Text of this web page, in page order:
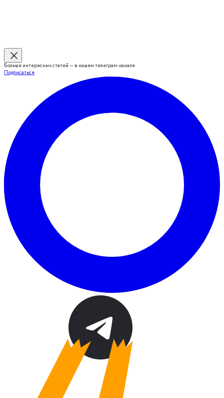
Больше интересных статей — в нашем телеграм-канале
Подписаться